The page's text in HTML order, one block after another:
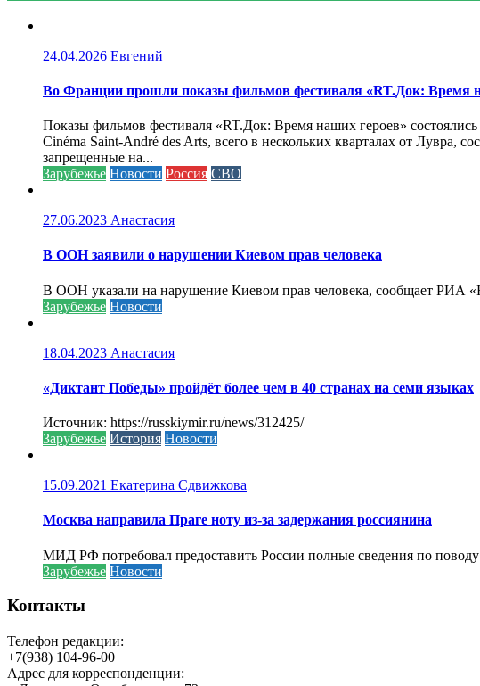
24.04.2026 Евгений
Во Франции прошли показы фильмов фестиваля «RT.Док: Время
Показы фильмов фестиваля «RT.Док: Время наших героев»
Cinéma Saint-André des Arts, всего в нескольких кварталах от Лувра,
запрещенные на...
Зарубежье Новости Россия СВО
27.06.2023 Анастасия
В ООН заявили о нарушении Киевом прав человека
В ООН указали на нарушение Киевом прав человека, сообщает РИА
Зарубежье Новости
18.04.2023 Анастасия
«Диктант Победы» пройдёт более чем в 40 странах на семи языках
Источник: https://russkiymir.ru/news/312425/
Зарубежье История Новости
15.09.2021 Екатерина Сдвижкова
Москва направила Праге ноту из-за задержания россиянина
МИД РФ потребовал предоставить России полные сведения по
Зарубежье Новости
Контакты
Телефон редакции:
+7(938) 104-96-00
Адрес для корреспонденции: